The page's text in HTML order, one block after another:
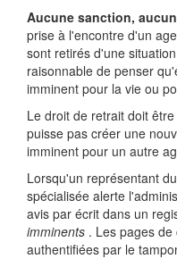
Aucune sanction,
prise à l'encontre d'un
sont retirés d'une
raisonnable de penser
imminent pour la vie ou
Le droit de retrait doit
puisse pas créer une
imminent pour un autre
Lorsqu'un représentant
spécialisée alerte
avis par écrit dans un
imminents . Les pages
authentifiées par le